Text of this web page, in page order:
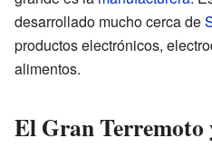
desarrollado mucho cerca de
productos electrónicos,
alimentos.
El Gran Terremoto